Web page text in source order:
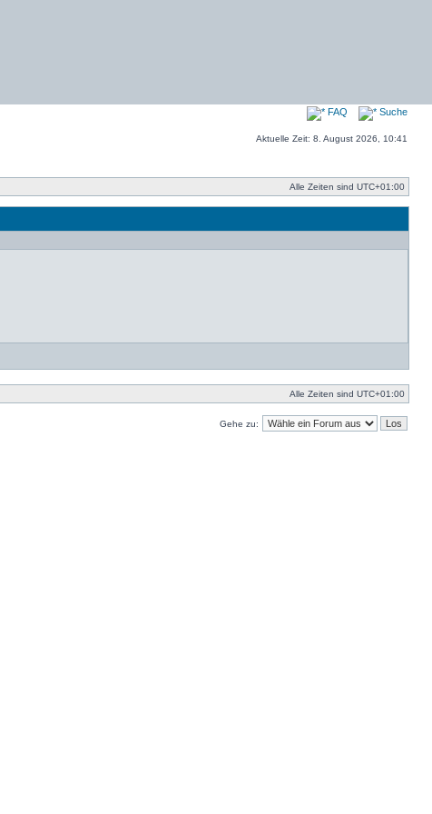
FAQ Suche
Aktuelle Zeit: 8. August 2026, 10:41
Alle Zeiten sind UTC+01:00
Alle Zeiten sind UTC+01:00
Gehe zu: